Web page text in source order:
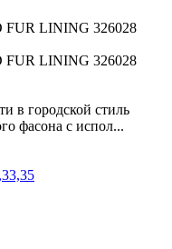
в городской стиль
фасона с испол...